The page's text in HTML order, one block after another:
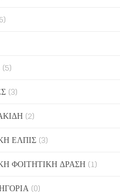
(5)
(3)
(2)
ΕΛΠΙΣ (3)
ΦΟΙΤΗΤΙΚΗ ΔΡΑΣΗ(1)
(0)